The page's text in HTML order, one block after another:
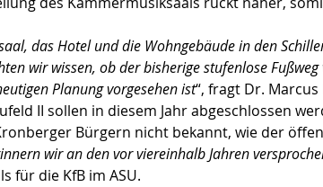
das Hotel und die Wohngebäude in den
wir wissen, ob der bisherige stufenlose
Planung vorgesehen ist“, fragt Dr.
II sollen in diesem Jahr abgeschlossen
Bürgern nicht bekannt, wie der
wir an den vor viereinhalb Jahren
für die KfB im ASU.